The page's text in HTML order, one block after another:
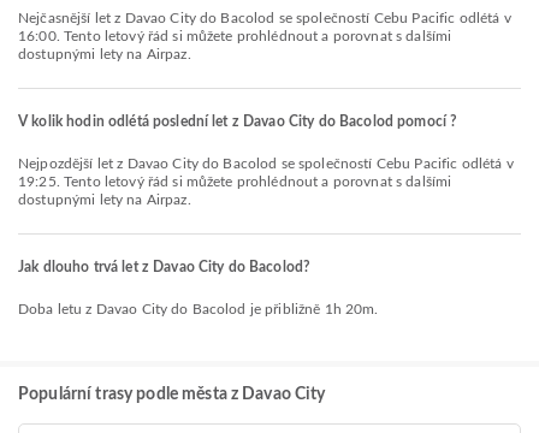
Nejčasnější let z Davao City do Bacolod se společností Cebu Pacific odlétá v
16:00. Tento letový řád si můžete prohlédnout a porovnat s dalšími
dostupnými lety na Airpaz.
V kolik hodin odlétá poslední let z Davao City do Bacolod pomocí ?
Nejpozdější let z Davao City do Bacolod se společností Cebu Pacific odlétá v
19:25. Tento letový řád si můžete prohlédnout a porovnat s dalšími
dostupnými lety na Airpaz.
Jak dlouho trvá let z Davao City do Bacolod?
Doba letu z Davao City do Bacolod je přibližně 1h 20m.
Populární trasy podle města z Davao City